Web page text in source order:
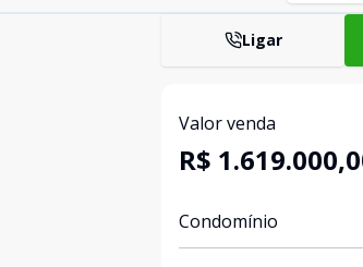
Ligar
Valor venda
R$
Condomínio